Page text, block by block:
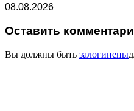
08.08.2026
Оставить
Вы должны быть залогинены